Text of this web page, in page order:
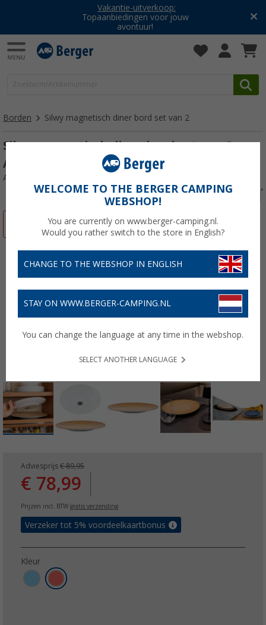
Vakantie-uitverkoop:
Topaanbiedingen voor jouw
avontuur!
Borden Silwy magnetisch diner bord set van 2
Silwy magnetisch diner bord set van 2
APRICOT
Artikelnr: 190567
Adviesprijs € 89,95
€ 78,99
Prijzen incl. BTW gratis verzending
Verzeker tot 5% voordeelkaartbonus
Kleur
WELCOME TO THE BERGER CAMPING
WEBSHOP!
You are currently on www.berger-camping.nl.
Would you rather switch to the store in English?
CHANGE TO THE WEBSHOP IN ENGLISH
STAY ON WWW.BERGER-CAMPING.NL
You can change the language at any time in the webshop.
SELECT ANOTHER LANGUAGE